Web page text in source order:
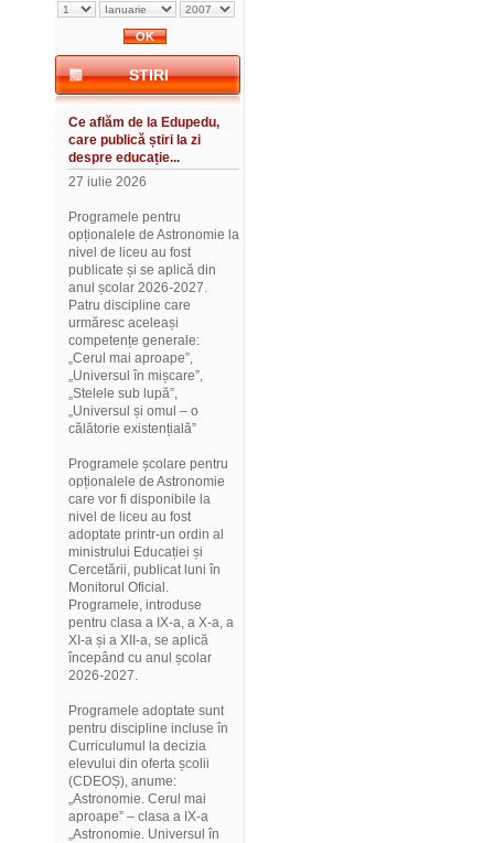
STIRI
Ce aflăm de la Edupedu,
care publică știri la zi
despre educație...
27 iulie 2026
Programele pentru
opționalele de Astronomie la
nivel de liceu au fost
publicate și se aplică din
anul școlar 2026-2027.
Patru discipline care
urmăresc aceleași
competențe generale:
„Cerul mai aproape”,
„Universul în mișcare”,
„Stelele sub lupă”,
„Universul și omul – o
călătorie existențială”
Programele școlare pentru
opționalele de Astronomie
care vor fi disponibile la
nivel de liceu au fost
adoptate printr-un ordin al
ministrului Educației și
Cercetării, publicat luni în
Monitorul Oficial.
Programele, introduse
pentru clasa a IX-a, a X-a, a
XI-a și a XII-a, se aplică
începând cu anul școlar
2026-2027.
Programele adoptate sunt
pentru discipline incluse în
Curriculumul la decizia
elevului din oferta școlii
(CDEOȘ), anume:
„Astronomie. Cerul mai
aproape” – clasa a IX-a
„Astronomie. Universul în